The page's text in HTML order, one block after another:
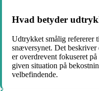
Hvad betyder
Udtrykket smålig refererer
snæversynet. Det
er overdrevent fokuseret
given situation på
velbefindende.